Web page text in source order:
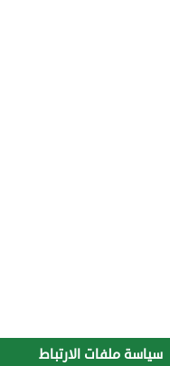
سياسة ملفات الارتباط